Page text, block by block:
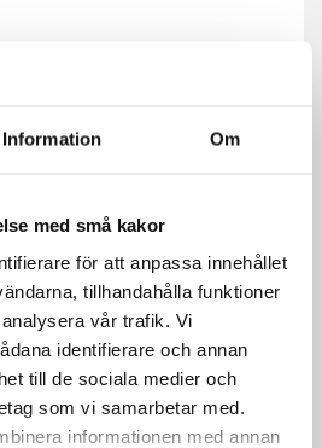
Information Om
med små kakor
för att anpassa innehållet
tillhandahålla funktioner
vår trafik. Vi
identifierare och annan
till de sociala medier och
som vi samarbetar med.
informationen med annan